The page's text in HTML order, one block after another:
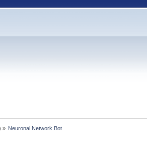
» Neuronal Network Bot